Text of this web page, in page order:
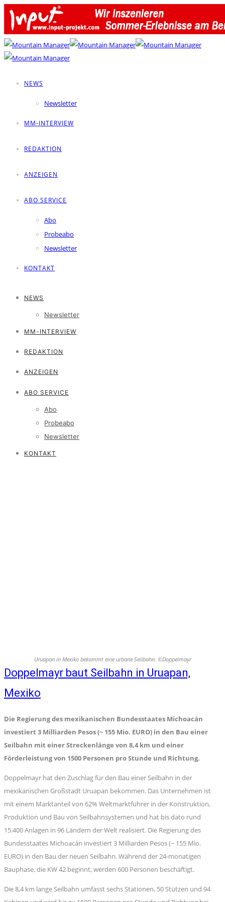
NEWS
Newsletter
MM-INTERVIEW
REDAKTION
ANZEIGEN
ABO SERVICE
Abo
Probeabo
Newsletter
KONTAKT
NEWS
Newsletter
MM-INTERVIEW
REDAKTION
ANZEIGEN
ABO SERVICE
Abo
Probeabo
Newsletter
KONTAKT
Uruapan in Mexiko bekommt eine urbane Seilbahn. ©Doppelmayr
Doppelmayr baut Seilbahn in Uruapan,
Mexiko
Die Regierung des mexikanischen Bundesstaates Michoacán
investiert 3 Milliarden Pesos (~ 155 Mio. EURO) in den Bau einer
Seilbahn mit einer Streckenlänge von 8,4 km und einer
Förderleistung von 1500 Personen pro Stunde und Richtung.
Doppelmayr hat den Zuschlag für den Bau einer Seilbahn in der
mexikanischen Großstadt Uruapan bekommen. Das Unternehmen ist
mit einem Marktanteil von 62% Weltmarktführer in der Konstruktion,
Produktion und Bau von Seilbahnsystemen und hat bis dato rund
15.400 Anlagen in 96 Ländern der Welt realisiert. Die Regierung des
Bundesstaates Michoacán investiert 3 Milliarden Pesos (~ 155 Mio.
EURO) in den Bau der neuen Seilbahn. Während der 24-monatigen
Bauphase, die KW 42 beginnt, werden 600 Personen beschäftigt.
Die 8,4 km lange Seilbahn umfasst sechs Stationen, 50 Stützen und 94